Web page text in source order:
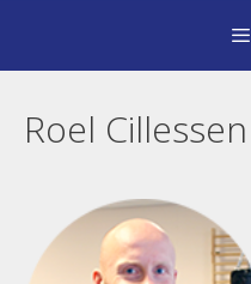
Roel Cillessen